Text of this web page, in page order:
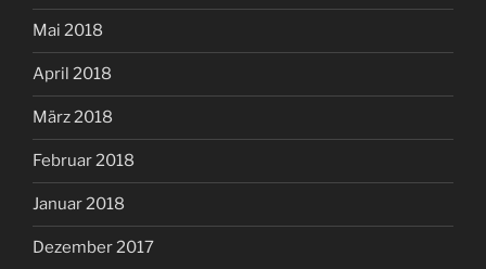
Mai 2018
April 2018
März 2018
Februar 2018
Januar 2018
Dezember 2017